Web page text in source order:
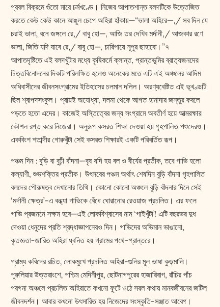
প্রবল বিক্রমে গুঁতো মারে চর্মখণ্ডে। নিজের আপাতশান্ত বলদটিকে উত্তেজিত
করতে কেউ কেউ কানে আঙুল চেপে অহিরা হাঁকায়—“ভালা অহিরে—,/ সব দিন যে
চরাই ভালা, বনে জঙ্গলে রে,/ বাবু হো—, আজি তর দেখিব মর্দানী,/ আজকার রণে
ভালা, জিতি যদি যাবে রে,/ বাবু হো—, চারিপায়ে নূপুর ছাহাবো।”৭
আপাতদৃষ্টিতে এই বলদখুঁটার মধ্যে কৃষিকর্মে ক্লান্ত, প্রান্তভূমির ব্রাত্যজনদের
চিত্তবিনোদনের দিকটি পরিলক্ষিত হলেও অনেকের মতে এটি এই অঞ্চলের আদিম
অধিবাসীদের জীবনসংগ্রামের ইতিহাসের চলমান দলিল। অরণ্যবেষ্টিত এই ভূখণ্ডটি
ছিল শ্বাপদসংকুল। প্রায়ই অযোধ্যা, দলমা থেকে আগত হানাদার জন্তুর কবলে
পড়তে হতো এদের। কাজেই অস্তিত্বের জন্য সংগ্রামে অবতীর্ণ হয়ে আত্মরক্ষার
কৌশল রপ্ত করে নিজেরা। অনুরূপ কসরত শিক্ষা দেওয়া হয় গৃহপালিত পশুদেরও।
একবিংশ শতাব্দীর গোরুখুঁটা সেই কসরত শিক্ষারই একটি পরিবর্তিত রূপ।
পঞ্চম দিন : বুড়ি বা বুঢ়ী বাঁদনা—বৃষ যদি হয় বল ও বীর্যের প্রতীক, তবে গাভি হলো
কল্যাণী, শুভশক্তির প্রতীক। উৎসবের পঞ্চম অর্থাৎ শেষদিন বুড়ি বাঁদনা গৃহপালিত
বলদের পৌরুষত্ব দেখানোর তিথি। কোনো কোনো অঞ্চলে বুড়ি বাঁদনার দিনে সেই
‘মর্দানী ক্ষেত্র’-এ বন্ধ্যা গাভিকে বেঁধে ঘোরানোর রেওয়াজ প্রচলিত। এর ফলে
গাভি প্রজননে সক্ষম হবে—এই লোকবিশ্বাসের নাম ‘গাইখুঁটা’! এটি বছরভর দুধ
দেওয়া ধেনুদের প্রতি শ্রদ্ধাজ্ঞাপনেরও দিন। গাভিদের অভিমান ভাঙানো,
কৃতজ্ঞতা-জারিত অহিরা ধ্বনিত হয় গ্রামের পথে-প্রান্তরে।
গ্রাম্য কবিদের রচিত, লোকমুখে প্রচলিত অহিরা-গুলির মূল ভাষা কুড়মালি।
পুরুলিয়ার উত্তরাংশে, পশ্চিম মেদিনীপুর, ছোটনাগপুরের হাজারিবাগ, রাঁচির পাঁচ
পরগনা অঞ্চলে প্রচলিত অহিরাতে কখনো ফুটে ওঠে সরল কথায় মানবজীবনের জটিল
জীবনদর্শন। আবার কখনো উৎসারিত হয় নিজেদের সংস্কৃতি-সঞ্জাত আবেগ।